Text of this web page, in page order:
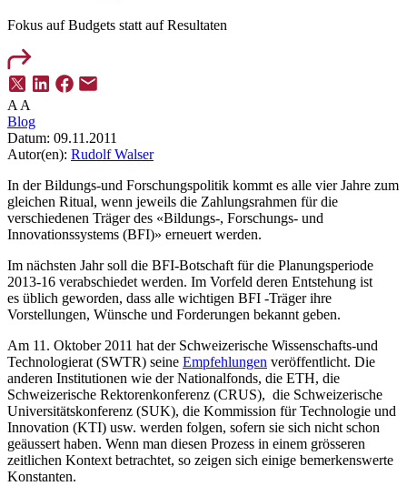
Fokus auf Budgets statt auf Resultaten
A A
Blog
Datum: 09.11.2011
Autor(en): Rudolf Walser
In der Bildungs-und Forschungspolitik kommt es alle vier Jahre zum
gleichen Ritual, wenn jeweils die Zahlungsrahmen für die
verschiedenen Träger des «Bildungs-, Forschungs- und
Innovationssystems (BFI)» erneuert werden.
Im nächsten Jahr soll die BFI-Botschaft für die Planungsperiode
2013-16 verabschiedet werden. Im Vorfeld deren Entstehung ist
es üblich geworden, dass alle wichtigen BFI -Träger ihre
Vorstellungen, Wünsche und Forderungen bekannt geben.
Am 11. Oktober 2011 hat der Schweizerische Wissenschafts-und
Technologierat (SWTR) seine Empfehlungen veröffentlicht. Die
anderen Institutionen wie der Nationalfonds, die ETH, die
Schweizerische Rektorenkonferenz (CRUS), die Schweizerische
Universitätskonferenz (SUK), die Kommission für Technologie und
Innovation (KTI) usw. werden folgen, sofern sie sich nicht schon
geäussert haben. Wenn man diesen Prozess in einem grösseren
zeitlichen Kontext betrachtet, so zeigen sich einige bemerkenswerte
Konstanten.